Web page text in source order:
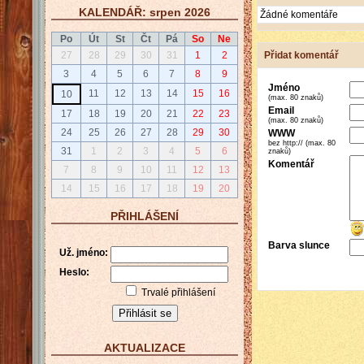
Žádné komentáře
Přidat komentář
Jméno
(max. 80 znaků)
Email
(max. 80 znaků)
WWW
bez http:// (max. 80
znaků)
Komentář
Barva slunce
KALENDÁŘ: srpen 2026
Po Út St Čt Pá So
Ne
27
28 29 30 31 1
2
3
4 5 6 7 8
9
10
11 12 13 14 15
16
17
18 19 20 21 22
23
24
25 26 27 28 29
30
31
1 2 3 4 5
6
7
8 9 10 11 12
13
14
15 16 17 18 19 20
PŘIHLÁŠENÍ
Už. jméno:
Heslo:
Trvalé přihlášení
AKTUALIZACE